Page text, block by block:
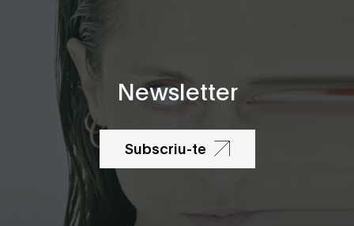
Newsletter
Subscriu-te